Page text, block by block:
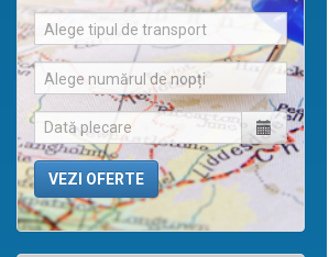
Alege tipul de transport
Alege numărul de nopți